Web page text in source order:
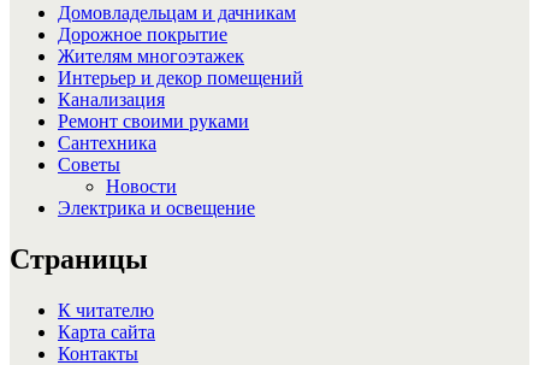
Домовладельцам и дачникам
Дорожное покрытие
Жителям многоэтажек
Интерьер и декор помещений
Канализация
Ремонт своими руками
Сантехника
Советы
Новости
Электрика и освещение
Страницы
К читателю
Карта сайта
Контакты